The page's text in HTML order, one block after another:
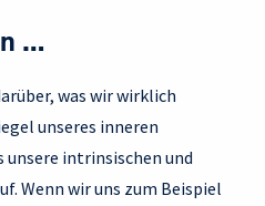
…
was wir wirklich
unseres inneren
unsere intrinsischen und
Wenn wir uns zum Beispiel